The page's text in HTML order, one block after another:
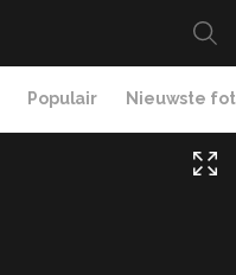
Populair Nieuwste